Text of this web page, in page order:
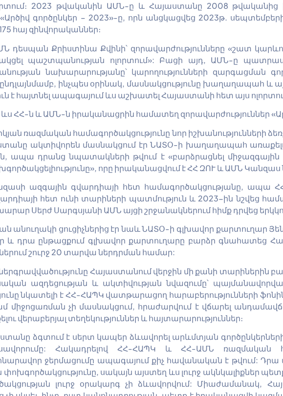
2023 թվականին ԱՄՆ-ը և Հայաստանը 2008
«Արծիվ գործընկեր – 2023»-ը, որն անցկացվեց 2023թ.
հայ զինվորականներ։
դեսպան Քրիստինա Քվինի՝ զորավարժությունները «շատ
պաշտպանության ոլորտում»: Բացի այդ, ԱՄՆ-ը
նախարարությանը՝ կարողությունների զարգացման
ինչպես օրինակ, մասնակցությունը խաղաղապահ և
է հայտնել ապագայում ևս աշխատել Հայաստանի հետ այս
ևս ՀՀ-ն և ԱՄՆ-ն իրականացրին համատեղ զորավարժություններ
ռազմական համագործակցությունը նոր իշխանությունների
ակտիվորեն մասնակցում էր ՆԱՏՕ-ի խաղաղապահ
ապա դրանց նպատակների թվում է «բարձրացնել
որը իրականացվում է ՀՀ ԶՈՒ և ԱՄՆ
ազգային գվարդիայի հետ համագործակցությանը, ապա
հետ ունի տարիների պատմություն և 2023-ին նշվեց
Սերժ Սարգսյանի ԱՄՆ այցի շրջանակներում հիմք դրվեց
անուղակի ցուցիչներից էր նաև ՆԱՏՕ-ի գլխավոր քարտուղար
և դրա ընթացքում գլխավոր քարտուղարը բարձր գնահատեց
շուրջ 20 տարվա ներդրման համար:
Հայաստանում վերջին մի քանի տարիներին
ազդեցության և ակտիվության նվազումը՝
նկատելի է ՀՀ-ՀԱՊԿ վատթարացող հարաբերությունների
միջոցառման չի մասնակցում, հրաժարվում է վճարել
վերաբերյալ տեղեկություններ և հայտարարություններ։
ձգտում է սերտ կապեր ձևավորել արևմտյան
Հակադրելով ՀՀ-ՀԱՊԿ և ՀՀ-ԱՄՆ ռազմական
հնարավոր ջերմացումը ապագայում քիչ հավանական է թվում:
սակայն այստեղ ևս լուրջ ակնկալիքներ
լուրջ օրակարգ չի ձևավորվում: Միաժամանակ,